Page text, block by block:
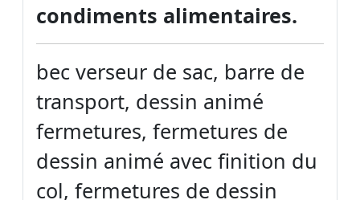
condiments alimentaires.
bec verseur de sac, barre de
transport, dessin animé
fermetures, fermetures de
dessin animé avec finition du
col, fermetures de dessin